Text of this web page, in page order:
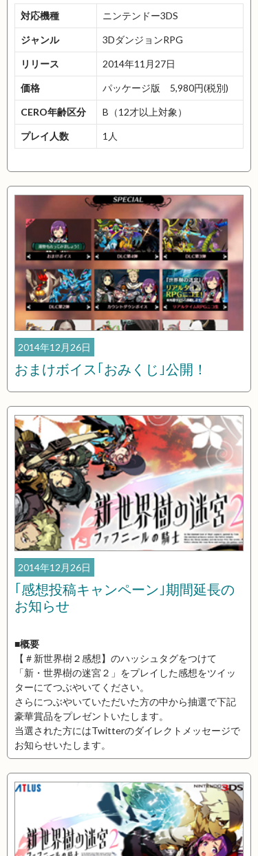
対応機種 ニンテンドー3DS
ジャンル 3DダンジョンRPG
リリース 2014年11月27日
価格 パッケージ版 5,980円(税別)
CERO年齢区分 B（12才以上対象）
プレイ人数 1人
2014年12月26日
おまけボイス｢おみくじ｣公開！
2014年12月26日
｢感想投稿キャンペーン｣期間延長の
お知らせ
■概要
【＃新世界樹２感想】のハッシュタグをつけて
「新・世界樹の迷宮２」をプレイした感想をツイッ
ターにてつぶやいてください。
さらにつぶやいていただいた方の中から抽選で下記
豪華賞品をプレゼントいたします。
当選された方にはTwitterのダイレクトメッセージで
お知らせいたします。